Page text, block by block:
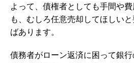
よって、債権者としても手間や
も、むしろ任意売却してほしい
ばあります。
債務者がローン返済に困って銀